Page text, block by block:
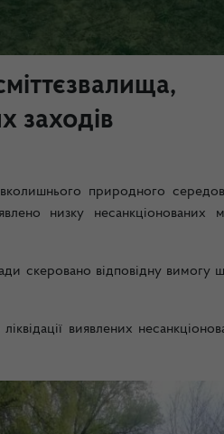
заходів
природного
низку несанкціонованих
скеровано відповідну вимогу
виявлених